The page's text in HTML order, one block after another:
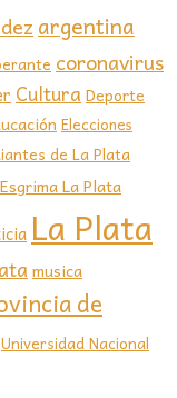
argentina
coronavirus
Cultura Deporte
Elecciones
de La Plata
La Plata
La Plata
musica
de
Universidad Nacional